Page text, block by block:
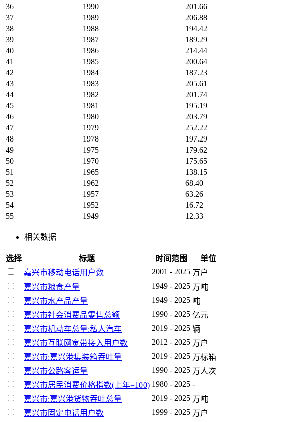
36
1990
201.66
37
1989
206.88
38
1988
194.42
39
1987
189.29
40
1986
214.44
41
1985
200.64
42
1984
187.23
43
1983
205.61
44
1982
201.74
45
1981
195.19
46
1980
203.79
47
1979
252.22
48
1978
197.29
49
1975
179.62
50
1970
175.65
51
1965
138.15
52
1962
68.40
53
1957
63.26
54
1952
16.72
55
1949 12.33
相关数据
选择 标题 时间范围
单位
嘉兴市移动电话用户数
2001 - 2025 万户
嘉兴市粮食产量
1949 - 2025 万吨
嘉兴市水产品产量
1949 - 2025 吨
嘉兴市社会消费品零售总额
1990 - 2025 亿元
嘉兴市机动车总量:私人汽车
2019 - 2025 辆
嘉兴市互联网宽带接入用户数
2012 - 2025 万户
嘉兴市:嘉兴港集装箱吞吐量
2019 - 2025 万标箱
嘉兴市公路客运量
1990 - 2025 万人次
嘉兴市居民消费价格指数(上年=100) 1980 - 2025 -
嘉兴市:嘉兴港货物吞吐总量
2019 - 2025 万吨
嘉兴市固定电话用户数
1999 - 2025 万户